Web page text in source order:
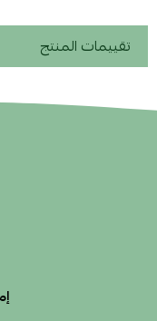
تقييمات المنتج